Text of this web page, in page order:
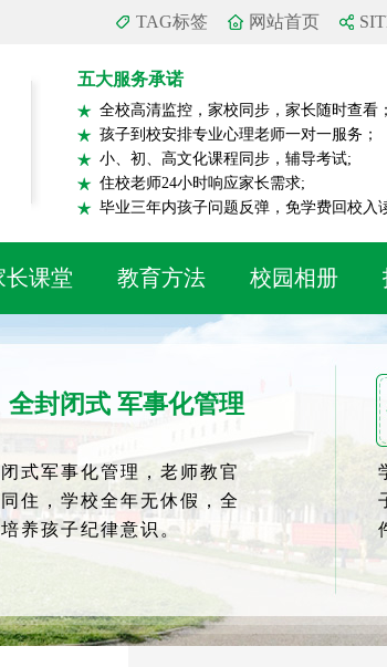
TAG标签 网站首页
五大服务承诺
全校高清监控，家校同步，家长随时查看；
孩子到校安排专业心理老师一对一服务；
小、初、高文化课程同步，辅导考试;
住校老师24小时响应家长需求;
毕业三年内孩子问题反弹，免学费回校入
长课堂 教育方法 校园相册
全封闭式 军事化管理
式军事化管理，老师教官
住，学校全年无休假，全
养孩子纪律意识。